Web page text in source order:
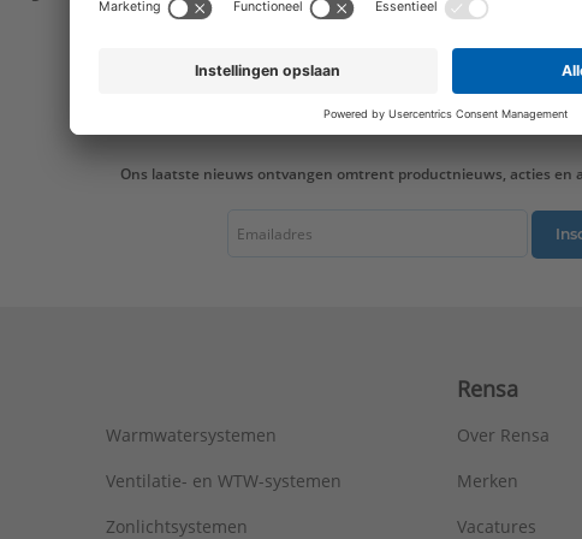
Ons laatste nieuws ontvangen omtrent productnieuws, acties en
Warmwatersystemen
Ventilatie- en WTW-systemen
Zonlichtsystemen
Rensa
Over Rensa
Merken
Vacatures